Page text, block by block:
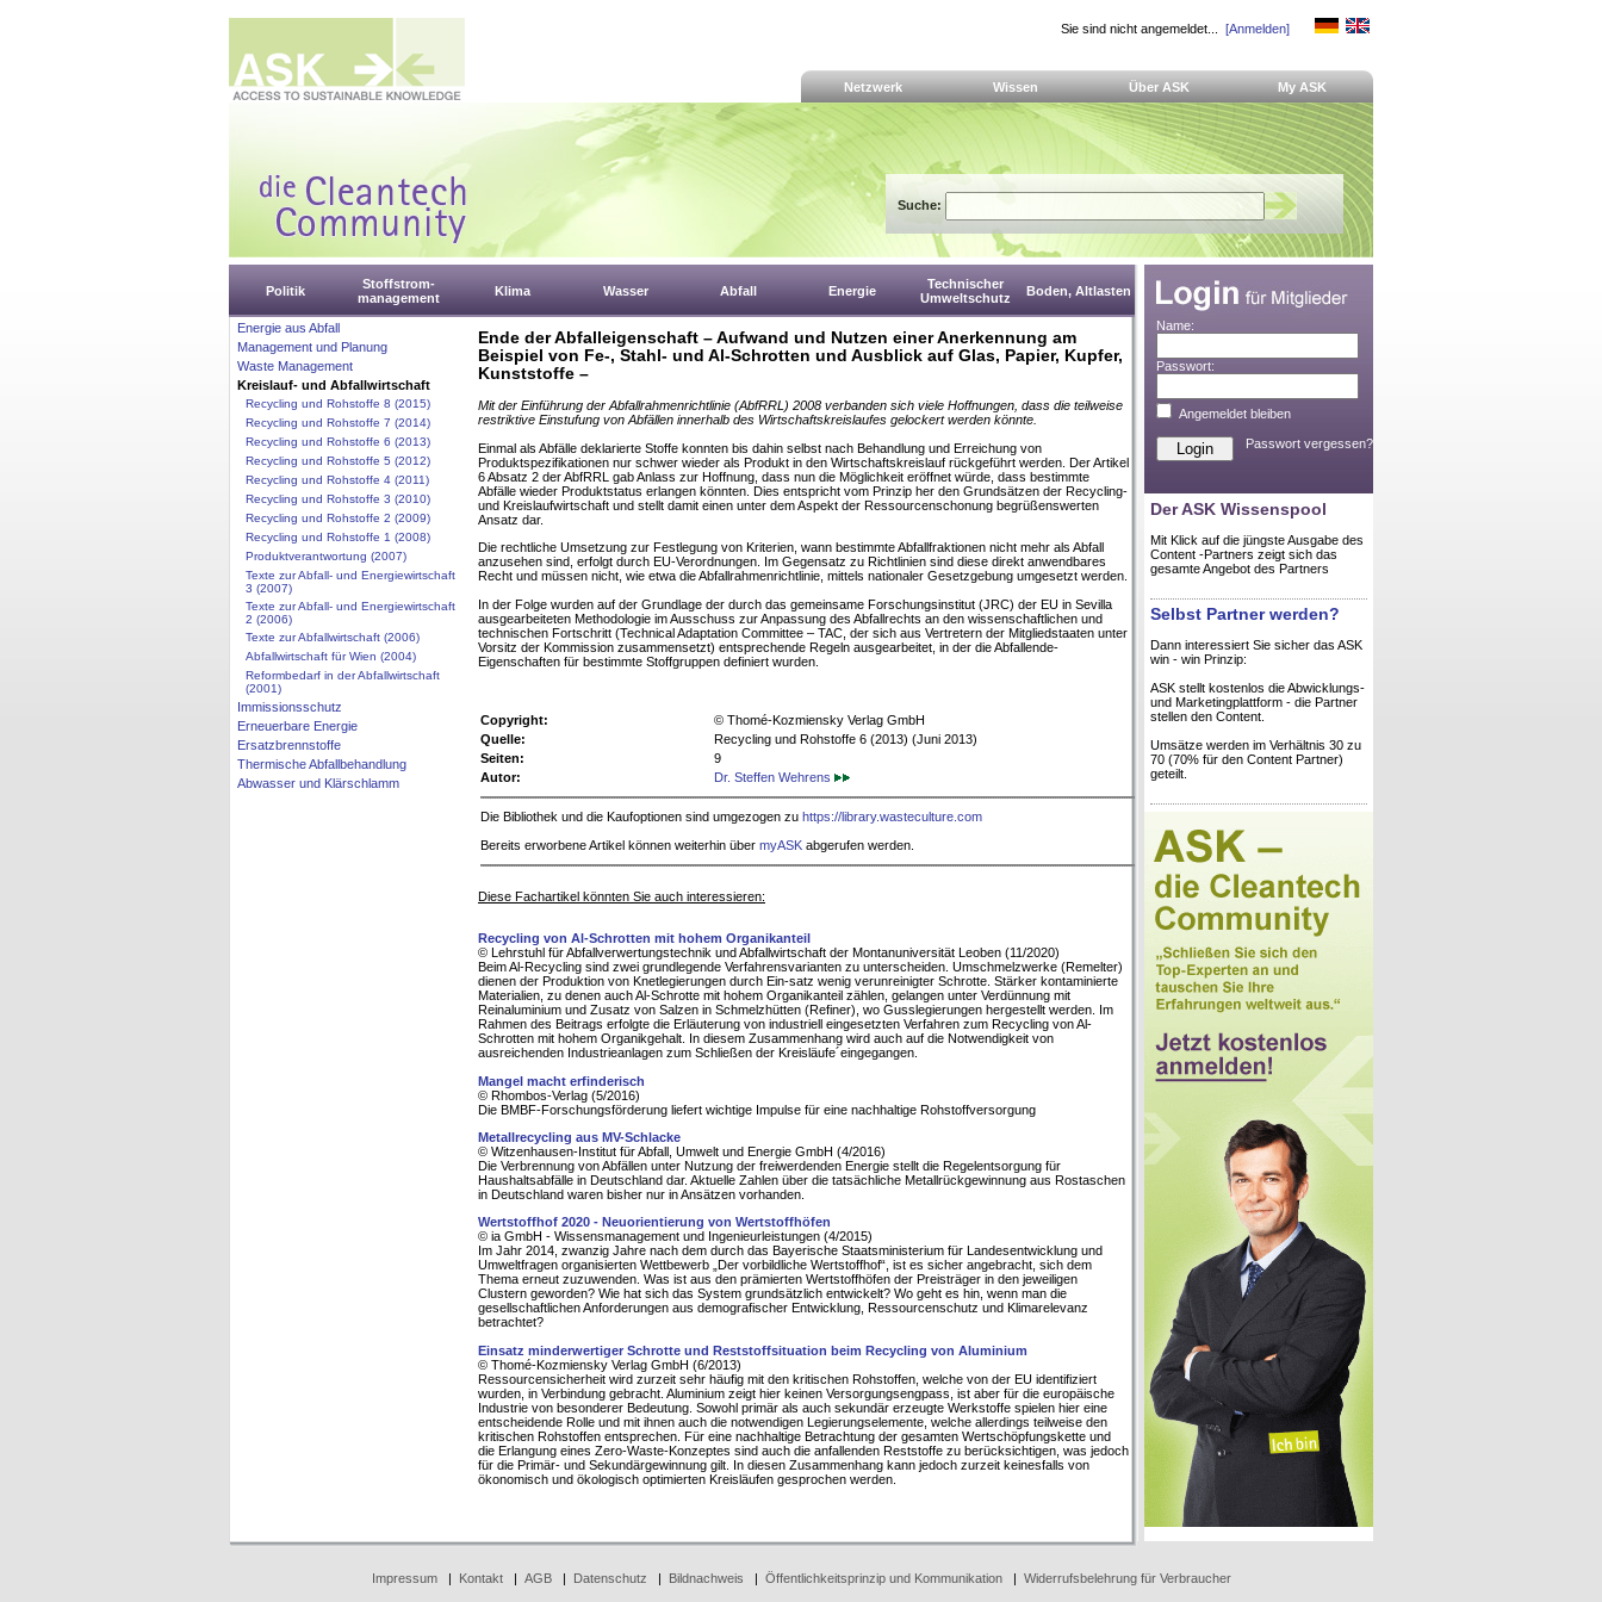
Sie sind nicht angemeldet... [Anmelden]
Netzwerk Wissen Über ASK My ASK
Suche:
Politik
Stoffstrom-
management
Klima Wasser Abfall Energie
Technischer
Umweltschutz
Boden, Altlasten
Energie aus Abfall
Management und Planung
Waste Management
Kreislauf- und Abfallwirtschaft
Recycling und Rohstoffe 8 (2015)
Recycling und Rohstoffe 7 (2014)
Recycling und Rohstoffe 6 (2013)
Recycling und Rohstoffe 5 (2012)
Recycling und Rohstoffe 4 (2011)
Recycling und Rohstoffe 3 (2010)
Recycling und Rohstoffe 2 (2009)
Recycling und Rohstoffe 1 (2008)
Produktverantwortung (2007)
Texte zur Abfall- und Energiewirtschaft
3 (2007)
Texte zur Abfall- und Energiewirtschaft
2 (2006)
Texte zur Abfallwirtschaft (2006)
Abfallwirtschaft für Wien (2004)
Reformbedarf in der Abfallwirtschaft
(2001)
Immissionsschutz
Erneuerbare Energie
Ersatzbrennstoffe
Thermische Abfallbehandlung
Abwasser und Klärschlamm
Ende der Abfalleigenschaft – Aufwand und Nutzen einer Anerkennung am
Beispiel von Fe-, Stahl- und Al-Schrotten und Ausblick auf Glas, Papier, Kupfer,
Kunststoffe –
Mit der Einführung der Abfallrahmenrichtlinie (AbfRRL) 2008 verbanden sich viele Hoffnungen, dass die teilweise
restriktive Einstufung von Abfällen innerhalb des Wirtschaftskreislaufes gelockert werden könnte.
Einmal als Abfälle deklarierte Stoffe konnten bis dahin selbst nach Behandlung und Erreichung von
Produktspezifikationen nur schwer wieder als Produkt in den Wirtschaftskreislauf rückgeführt werden. Der Artikel
6 Absatz 2 der AbfRRL gab Anlass zur Hoffnung, dass nun die Möglichkeit eröffnet würde, dass bestimmte
Abfälle wieder Produktstatus erlangen könnten. Dies entspricht vom Prinzip her den Grundsätzen der Recycling-
und Kreislaufwirtschaft und stellt damit einen unter dem Aspekt der Ressourcenschonung begrüßenswerten
Ansatz dar.
Die rechtliche Umsetzung zur Festlegung von Kriterien, wann bestimmte Abfallfraktionen nicht mehr als Abfall
anzusehen sind, erfolgt durch EU-Verordnungen. Im Gegensatz zu Richtlinien sind diese direkt anwendbares
Recht und müssen nicht, wie etwa die Abfallrahmenrichtlinie, mittels nationaler Gesetzgebung umgesetzt werden.
In der Folge wurden auf der Grundlage der durch das gemeinsame Forschungsinstitut (JRC) der EU in Sevilla
ausgearbeiteten Methodologie im Ausschuss zur Anpassung des Abfallrechts an den wissenschaftlichen und
technischen Fortschritt (Technical Adaptation Committee – TAC, der sich aus Vertretern der Mitgliedstaaten unter
Vorsitz der Kommission zusammensetzt) entsprechende Regeln ausgearbeitet, in der die Abfallende-
Eigenschaften für bestimmte Stoffgruppen definiert wurden.
Copyright:
© Thomé-Kozmiensky Verlag GmbH
Quelle:
Recycling und Rohstoffe 6 (2013) (Juni 2013)
Seiten:
9
Autor:
Dr. Steffen Wehrens
Die Bibliothek und die Kaufoptionen sind umgezogen zu https://library.wasteculture.com
Bereits erworbene Artikel können weiterhin über myASK abgerufen werden.
Diese Fachartikel könnten Sie auch interessieren:
Recycling von Al-Schrotten mit hohem Organikanteil
© Lehrstuhl für Abfallverwertungstechnik und Abfallwirtschaft der Montanuniversität Leoben (11/2020)
Beim Al-Recycling sind zwei grundlegende Verfahrensvarianten zu unterscheiden. Umschmelzwerke (Remelter)
dienen der Produktion von Knetlegierungen durch Ein-satz wenig verunreinigter Schrotte. Stärker kontaminierte
Materialien, zu denen auch Al-Schrotte mit hohem Organikanteil zählen, gelangen unter Verdünnung mit
Reinaluminium und Zusatz von Salzen in Schmelzhütten (Refiner), wo Gusslegierungen hergestellt werden. Im
Rahmen des Beitrags erfolgte die Erläuterung von industriell eingesetzten Verfahren zum Recycling von Al-
Schrotten mit hohem Organikgehalt. In diesem Zusammenhang wird auch auf die Notwendigkeit von
ausreichenden Industrieanlagen zum Schließen der Kreisläufe´eingegangen.
Mangel macht erfinderisch
© Rhombos-Verlag (5/2016)
Die BMBF-Forschungsförderung liefert wichtige Impulse für eine nachhaltige Rohstoffversorgung
Metallrecycling aus MV-Schlacke
© Witzenhausen-Institut für Abfall, Umwelt und Energie GmbH (4/2016)
Die Verbrennung von Abfällen unter Nutzung der freiwerdenden Energie stellt die Regelentsorgung für
Haushaltsabfälle in Deutschland dar. Aktuelle Zahlen über die tatsächliche Metallrückgewinnung aus Rostaschen
in Deutschland waren bisher nur in Ansätzen vorhanden.
Wertstoffhof 2020 - Neuorientierung von Wertstoffhöfen
© ia GmbH - Wissensmanagement und Ingenieurleistungen (4/2015)
Im Jahr 2014, zwanzig Jahre nach dem durch das Bayerische Staatsministerium für Landesentwicklung und
Umweltfragen organisierten Wettbewerb „Der vorbildliche Wertstoffhof“, ist es sicher angebracht, sich dem
Thema erneut zuzuwenden. Was ist aus den prämierten Wertstoffhöfen der Preisträger in den jeweiligen
Clustern geworden? Wie hat sich das System grundsätzlich entwickelt? Wo geht es hin, wenn man die
gesellschaftlichen Anforderungen aus demografischer Entwicklung, Ressourcenschutz und Klimarelevanz
betrachtet?
Einsatz minderwertiger Schrotte und Reststoffsituation beim Recycling von Aluminium
© Thomé-Kozmiensky Verlag GmbH (6/2013)
Ressourcensicherheit wird zurzeit sehr häufig mit den kritischen Rohstoffen, welche von der EU identifiziert
wurden, in Verbindung gebracht. Aluminium zeigt hier keinen Versorgungsengpass, ist aber für die europäische
Industrie von besonderer Bedeutung. Sowohl primär als auch sekundär erzeugte Werkstoffe spielen hier eine
entscheidende Rolle und mit ihnen auch die notwendigen Legierungselemente, welche allerdings teilweise den
kritischen Rohstoffen entsprechen. Für eine nachhaltige Betrachtung der gesamten Wertschöpfungskette und
die Erlangung eines Zero-Waste-Konzeptes sind auch die anfallenden Reststoffe zu berücksichtigen, was jedoch
für die Primär- und Sekundärgewinnung gilt. In diesen Zusammenhang kann jedoch zurzeit keinesfalls von
ökonomisch und ökologisch optimierten Kreisläufen gesprochen werden.
Name:
Passwort:
Angemeldet bleiben
Passwort vergessen?
Der ASK Wissenspool
Mit Klick auf die jüngste Ausgabe des
Content -Partners zeigt sich das
gesamte Angebot des Partners
Selbst Partner werden?
Dann interessiert Sie sicher das ASK
win - win Prinzip:
ASK stellt kostenlos die Abwicklungs-
und Marketingplattform - die Partner
stellen den Content.
Umsätze werden im Verhältnis 30 zu
70 (70% für den Content Partner)
geteilt.
Impressum| Kontakt| AGB| Datenschutz | Bildnachweis | Öffentlichkeitsprinzip und Kommunikation| Widerrufsbelehrung für Verbraucher